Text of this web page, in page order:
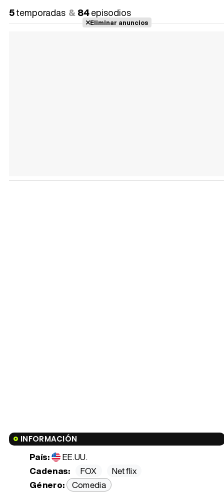
5temporadas 84episodios
Eliminar anuncios
INFORMACIÓN
País:
EE.UU.
Cadenas:
FOX
Netflix
Género: Comedia